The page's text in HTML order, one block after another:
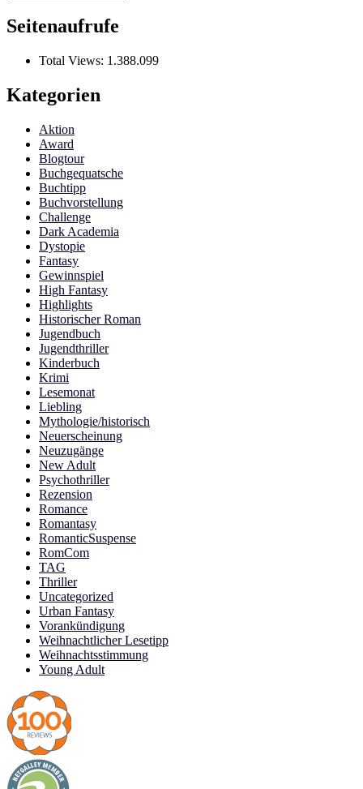
Seitenaufrufe
Total Views: 1.388.099
Kategorien
Aktion
Award
Blogtour
Buchgequatsche
Buchtipp
Buchvorstellung
Challenge
Dark Academia
Dystopie
Fantasy
Gewinnspiel
High Fantasy
Highlights
Historischer Roman
Jugendbuch
Jugendthriller
Kinderbuch
Krimi
Lesemonat
Liebling
Mythologie/historisch
Neuerscheinung
Neuzugänge
New Adult
Psychothriller
Rezension
Romance
Romantasy
RomanticSuspense
RomCom
TAG
Thriller
Uncategorized
Urban Fantasy
Vorankündigung
Weihnachtlicher Lesetipp
Weihnachtsstimmung
Young Adult